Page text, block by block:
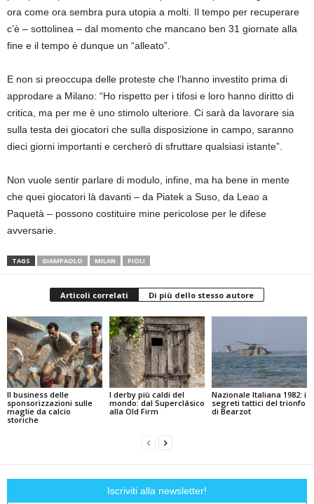
ora come ora sembra pura utopia a molti. Il tempo per recuperare
c’è – sottolinea – dal momento che mancano ben 31 giornate alla
fine e il tempo è dunque un “alleato”.
E non si preoccupa delle proteste che l’hanno investito prima di
approdare a Milano: “Ho rispetto per i tifosi e loro hanno diritto di
critica, ma per me è uno stimolo ulteriore. Ci sarà da lavorare sia
sulla testa dei giocatori che sulla disposizione in campo, saranno
dieci giorni importanti e cercherò di sfruttare qualsiasi istante”.
Non vuole sentir parlare di modulo, infine, ma ha bene in mente
che quei giocatori là davanti – da Piatek a Suso, da Leao a
Paquetà – possono costituire mine pericolose per le difese
avversarie.
TAGS GIAMPAOLO MILAN PIOLI
Articoli correlati Di più dello stesso autore
Il business delle
sponsorizzazioni sulle
maglie da calcio
storiche
I derby più caldi del
mondo: dal Superclásico
alla Old Firm
Nazionale Italiana 1982: i
segreti tattici del trionfo
di Bearzot
Iscriviti alla newsletter!